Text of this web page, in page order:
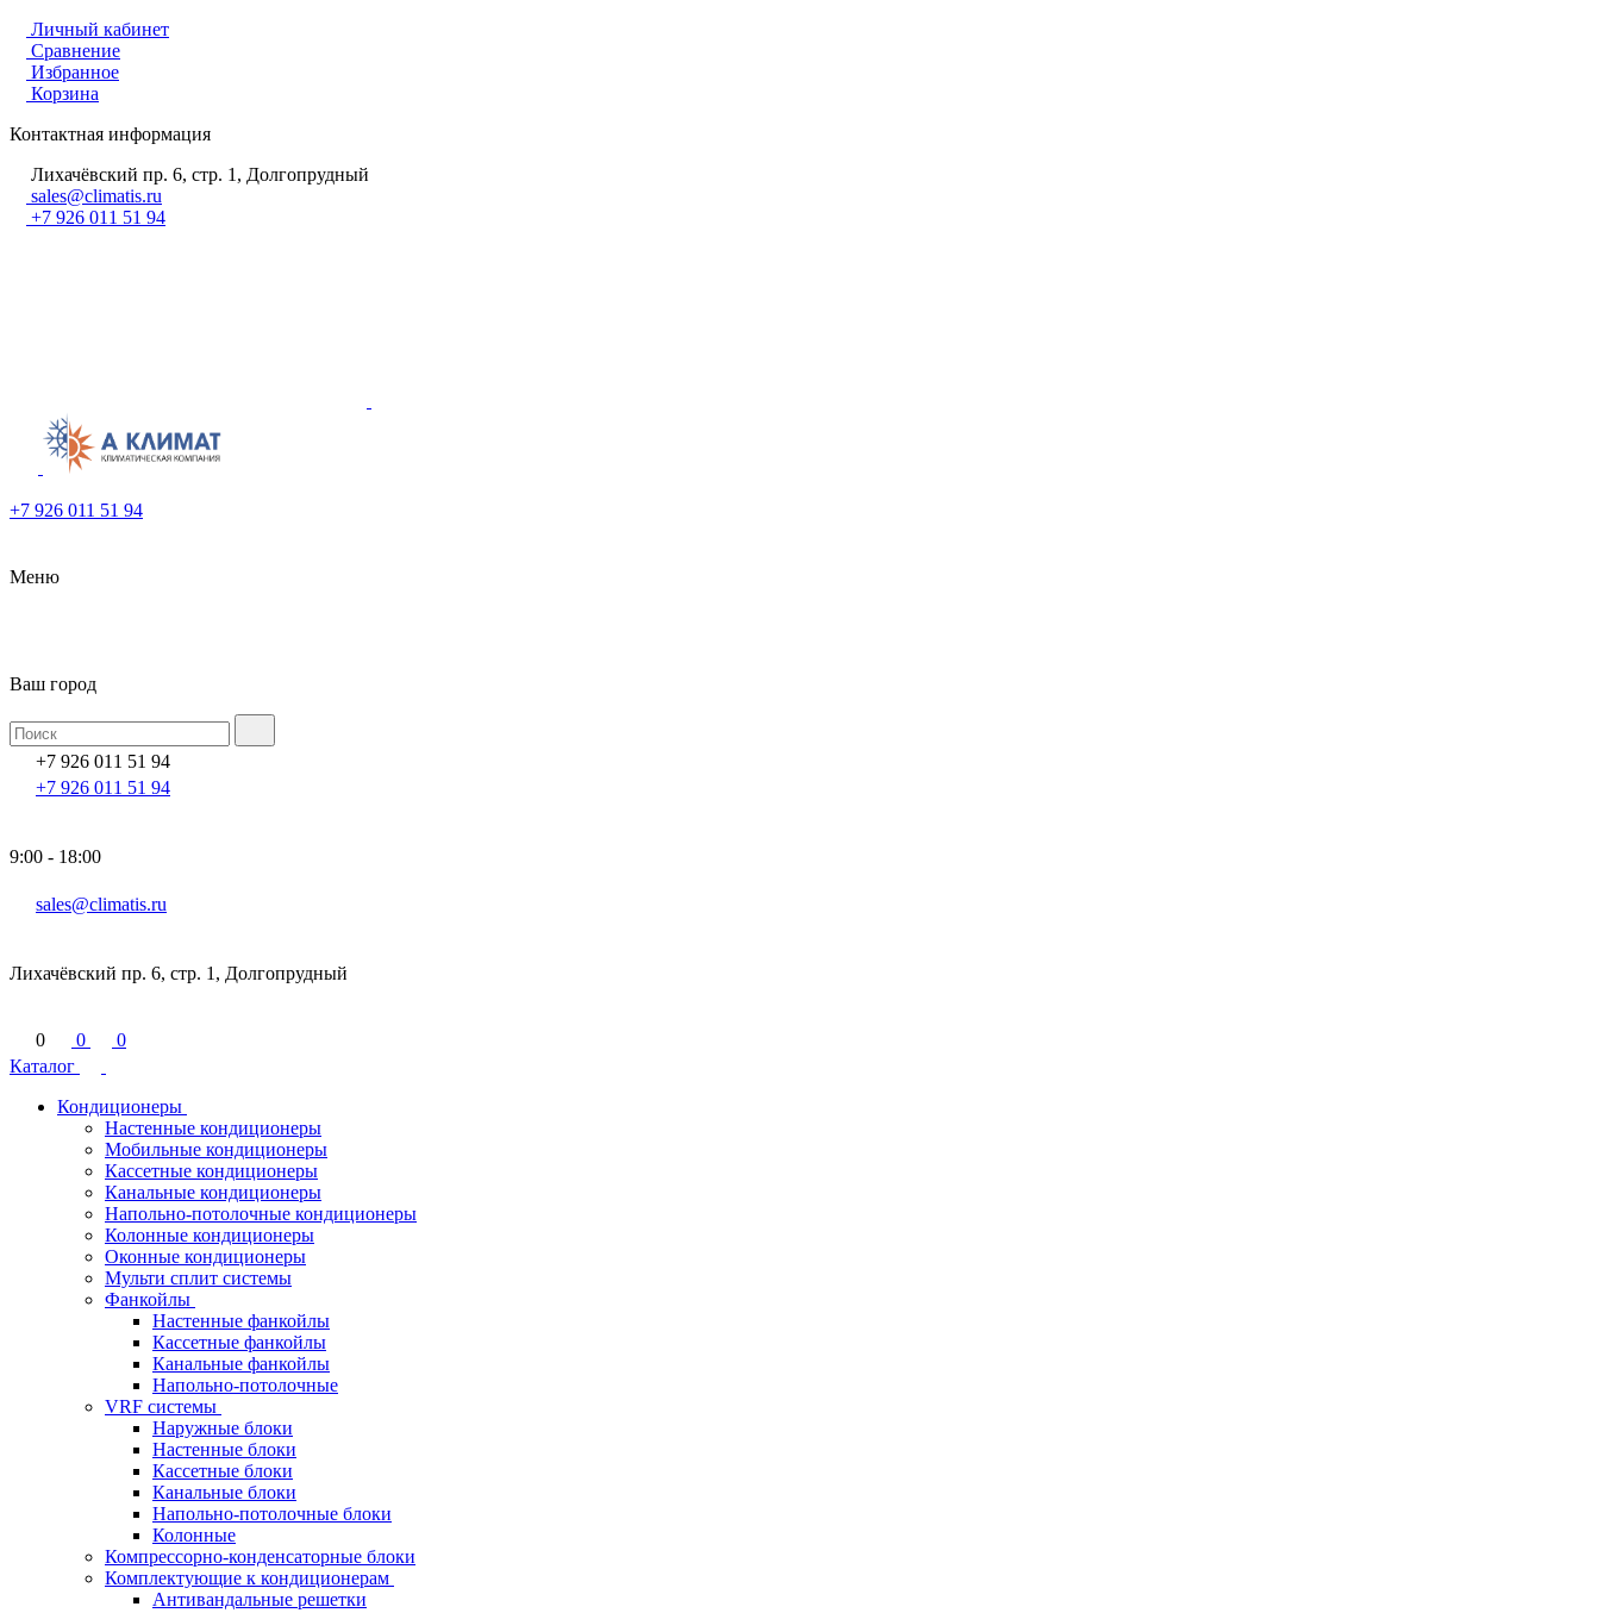
Личный кабинет
Сравнение
Избранное
Корзина
Контактная информация
Лихачёвский пр. 6, стр. 1, Долгопрудный
sales@climatis.ru
+7 926 011 51 94
+7 926 011 51 94
Меню
Ваш город
+7 926 011 51 94
+7 926 011 51 94
9:00 - 18:00
sales@climatis.ru
Лихачёвский пр. 6, стр. 1, Долгопрудный
0 0
0
Каталог
Кондиционеры
Настенные кондиционеры
Мобильные кондиционеры
Кассетные кондиционеры
Канальные кондиционеры
Напольно-потолочные кондиционеры
Колонные кондиционеры
Оконные кондиционеры
Мульти сплит системы
Фанкойлы
Настенные фанкойлы
Кассетные фанкойлы
Канальные фанкойлы
Напольно-потолочные
VRF системы
Наружные блоки
Настенные блоки
Кассетные блоки
Канальные блоки
Напольно-потолочные блоки
Колонные
Компрессорно-конденсаторные блоки
Комплектующие к кондиционерам
Антивандальные решетки